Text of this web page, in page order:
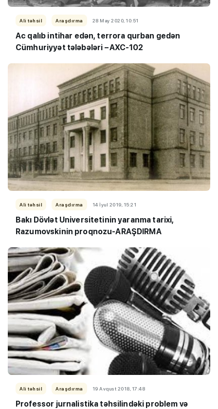
Ali təhsil Araşdırma 28 May 2020, 10:51
Ac qalıb intihar edən, terrora qurban gedən
Cümhuriyyət tələbələri –AXC-102
Ali təhsil Araşdırma 14 İyul 2019, 15:21
Bakı Dövlət Universitetinin yaranma tarixi,
Razumovskinin proqnozu-ARAŞDIRMA
Ali təhsil Araşdırma 19 Avqust 2018, 17:48
Professor jurnalistika təhsilindəki problem və